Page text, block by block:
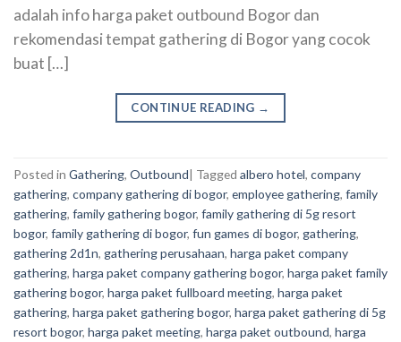
adalah info harga paket outbound Bogor dan
rekomendasi tempat gathering di Bogor yang cocok
buat […]
CONTINUE READING →
Posted in Gathering, Outbound| Tagged albero hotel, company
gathering, company gathering di bogor, employee gathering, family
gathering, family gathering bogor, family gathering di 5g resort
bogor, family gathering di bogor, fun games di bogor, gathering,
gathering 2d1n, gathering perusahaan, harga paket company
gathering, harga paket company gathering bogor, harga paket family
gathering bogor, harga paket fullboard meeting, harga paket
gathering, harga paket gathering bogor, harga paket gathering di 5g
resort bogor, harga paket meeting, harga paket outbound, harga